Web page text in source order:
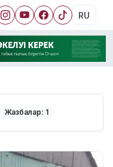
RU
Жазбалар: 1